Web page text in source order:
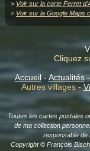
> Voir sur la carte Ferret
> Voir sur la Google Maps
Cliquez
Accueil- Actualités
Autres villages-
Toutes les cartes postales
de ma collection
responsable de
Copyright © François